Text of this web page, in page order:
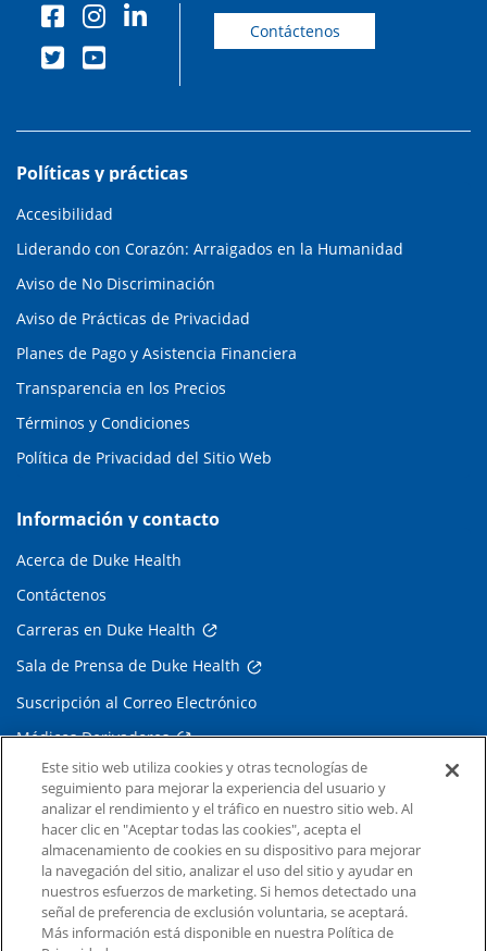
Contáctenos
Políticas y prácticas
Accesibilidad
Liderando con Corazón: Arraigados en la Humanidad
Aviso de No Discriminación
Aviso de Prácticas de Privacidad
Planes de Pago y Asistencia Financiera
Transparencia en los Precios
Términos y Condiciones
Política de Privacidad del Sitio Web
Información y contacto
Acerca de Duke Health
Contáctenos
Carreras en Duke Health
Sala de Prensa de Duke Health
Suscripción al Correo Electrónico
Médicos Derivadores
Enlaces relacionados
Duke Cancer Institute
Duke Children's
Duke School of Medicine
Este sitio web utiliza cookies y otras tecnologías de
seguimiento para mejorar la experiencia del usuario y
analizar el rendimiento y el tráfico en nuestro sitio web. Al
hacer clic en "Aceptar todas las cookies", acepta el
almacenamiento de cookies en su dispositivo para mejorar
la navegación del sitio, analizar el uso del sitio y ayudar en
nuestros esfuerzos de marketing. Si hemos detectado una
señal de preferencia de exclusión voluntaria, se aceptará.
Más información está disponible en nuestra Política de